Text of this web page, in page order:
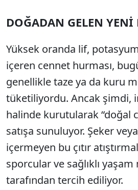
DOĞADAN GELEN YENİ
Yüksek oranda lif,
içeren cennet hurması,
genellikle taze ya da kuru
tüketiliyordu. Ancak şimdi,
halinde kurutularak “doğal
satışa sunuluyor. Şeker
içermeyen bu çıtır
sporcular ve sağlıklı yaşam
tarafından tercih ediliyor.